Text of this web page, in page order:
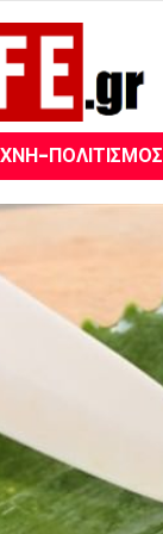
ΠΟΛΙΤΙΣΜΌΣ